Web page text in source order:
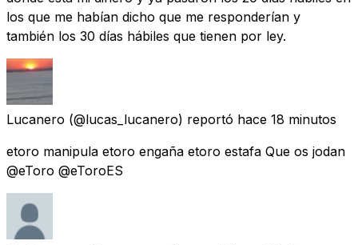
los que me habían dicho que me responderían y
también los 30 días hábiles que tienen por ley.
Lucanero (@lucas_lucanero) reportó hace 18 minutos
etoro manipula etoro engaña etoro estafa Que os jodan
@eToro @eToroES